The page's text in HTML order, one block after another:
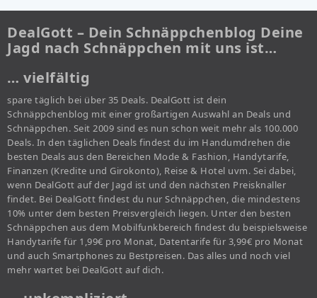
DealGott – Dein Schnäppchenblog Deine
Jagd nach Schnäppchen mit uns ist…
… vielfältig
spare täglich bei über 35 Deals. DealGott ist dein
Schnäppchenblog mit einer großartigen Auswahl an Deals und
Schnäppchen. Seit 2009 sind es nun schon weit mehr als 100.000
Deals. In den täglichen Deals findest du im Handumdrehen die
besten Deals aus den Bereichen Mode & Fashion, Handytarife,
Finanzen (Kredite und Girokonto), Reise & Hotel uvm. Sei dabei,
wenn DealGott auf der Jagd ist und den nächsten Preisknaller
findet. Bei DealGott findest du nur Schnäppchen, die mindestens
10% unter dem besten Preisvergleich liegen. Unter den besten
Schnäppchen aus dem Mobilfunkbereich findest du beispielsweise
Handytarife für 1,99€ pro Monat, Datentarife für 3,99€ pro Monat
und auch Smartphones zu Bestpreisen. Das alles und noch viel
mehr wartet bei DealGott auf dich.